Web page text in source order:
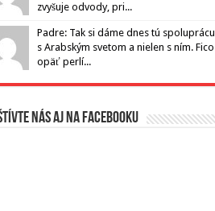
zvyšuje odvody, pri...
Padre: Tak si dáme dnes tú spoluprácu
s Arabským svetom a nielen s ním. Fico
opäť perlí...
nás aj na Facebooku